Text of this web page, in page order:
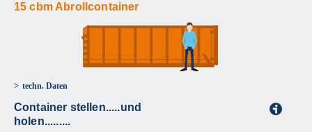
15 cbm Abrollcontainer
techn. Daten
Container stellen.....und
holen.........